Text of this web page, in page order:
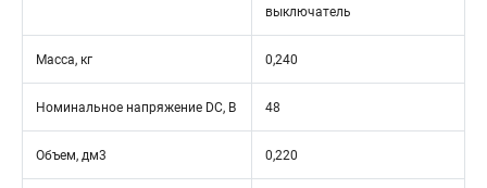
выключатель
Масса, кг 0,240
Номинальное напряжение DC, В 48
Объем, дм3 0,220